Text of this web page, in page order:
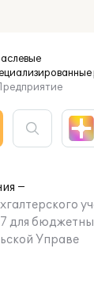
для
Управе